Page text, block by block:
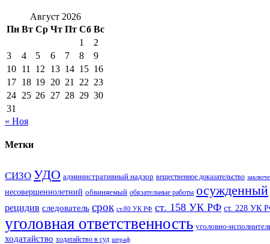
Август 2026
Пн Вт Ср Чт Пт Сб Вс
1
2
3
4 5 6 7 8
9
10 11 12 13 14 15 16
17 18 19 20 21 22 23
24 25 26 27 28 29 30
31
« Ноя
Метки
СИЗО УДО административный надзор вещественное доказательство
несовершеннолетний обвиняемый обязательные работы осужденный
рецидив следователь срок ст.80 УК РФ ст. 158 УК РФ ст. 228 УК
уголовная ответственность уголовно-
ходатайство ходатайство в суд штраф